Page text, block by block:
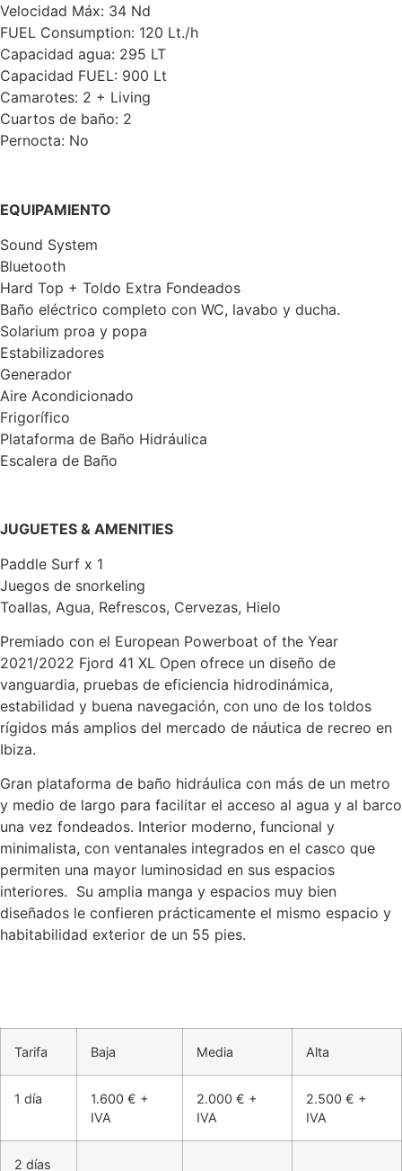
Velocidad Máx: 34 Nd
FUEL Consumption: 120 Lt./h
Capacidad agua: 295 LT
Capacidad FUEL: 900 Lt
Camarotes: 2 + Living
Cuartos de baño: 2
Pernocta: No
EQUIPAMIENTO
Sound System
Bluetooth
Hard Top + Toldo Extra Fondeados
Baño eléctrico completo con WC, lavabo y ducha.
Solarium proa y popa
Estabilizadores
Generador
Aire Acondicionado
Frigorífico
Plataforma de Baño Hidráulica
Escalera de Baño
JUGUETES & AMENITIES
Paddle Surf x 1
Juegos de snorkeling
Toallas, Agua, Refrescos, Cervezas, Hielo
Premiado con el European Powerboat of the Year
2021/2022 Fjord 41 XL Open ofrece un diseño de
vanguardia, pruebas de eficiencia hidrodinámica,
estabilidad y buena navegación, con uno de los toldos
rígidos más amplios del mercado de náutica de recreo en
Ibiza.
Gran plataforma de baño hidráulica con más de un metro
y medio de largo para facilitar el acceso al agua y al barco
una vez fondeados. Interior moderno, funcional y
minimalista, con ventanales integrados en el casco que
permiten una mayor luminosidad en sus espacios
interiores. Su amplia manga y espacios muy bien
diseñados le confieren prácticamente el mismo espacio y
habitabilidad exterior de un 55 pies.
Tarifa Baja Media Alta
1 día
1.600 € +
IVA
2.000 € +
IVA
2.500 € +
IVA
2 días